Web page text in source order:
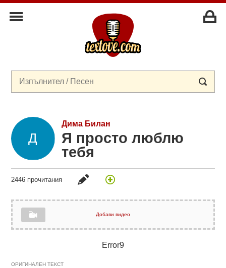
Дима Билан
Я просто люблю
тебя
2446 прочитания
Добави видео
Error9
ОРИГИНАЛЕН ТЕКСТ